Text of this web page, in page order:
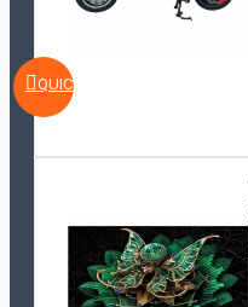
QUICKVIEW